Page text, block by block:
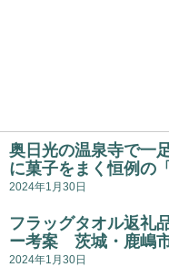
奥日光の温泉寺で一
に菓子をまく恒例の
2024年1月30日
フラッグタオル返
ー考案 茨城・鹿嶋
2024年1月30日